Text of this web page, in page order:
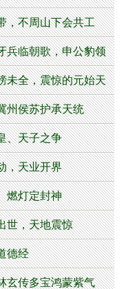
，不周山下会共工
兵临朝歌，申公豹领
未全，震惊的元始天
州侯苏护承天统
、天子之争
，天业开界
燃灯定封神
世，天地震惊
德经
玄传多宝鸿蒙紫气